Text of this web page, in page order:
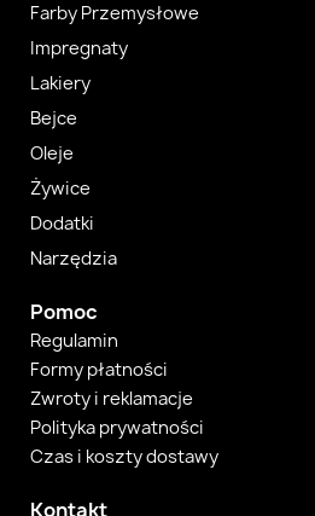
Farby Przemysłowe
Impregnaty
Lakiery
Bejce
Oleje
Żywice
Dodatki
Narzędzia
Pomoc
Regulamin
Formy płatności
Zwroty i reklamacje
Polityka prywatności
Czas i koszty dostawy
Kontakt